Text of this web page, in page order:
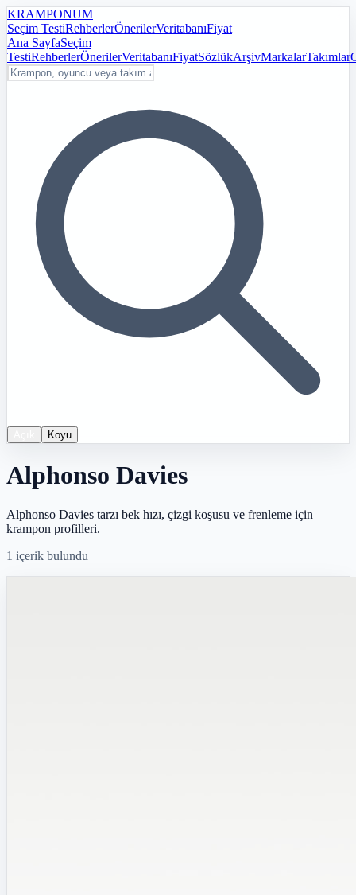
KRAMPONUM
Seçim TestiRehberlerÖnerilerVeritabanıFiyat
Ana SayfaSeçim
TestiRehberlerÖnerilerVeritabanıFiyatSözlükArşivMarkalarTakımlar
Koyu
Alphonso Davies
Alphonso Davies tarzı bek hızı, çizgi koşusu ve frenleme için
krampon profilleri.
1 içerik bulundu